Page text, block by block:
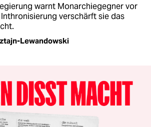
warnt Monarchiegegner vor
verschärft sie das
Lewandowski